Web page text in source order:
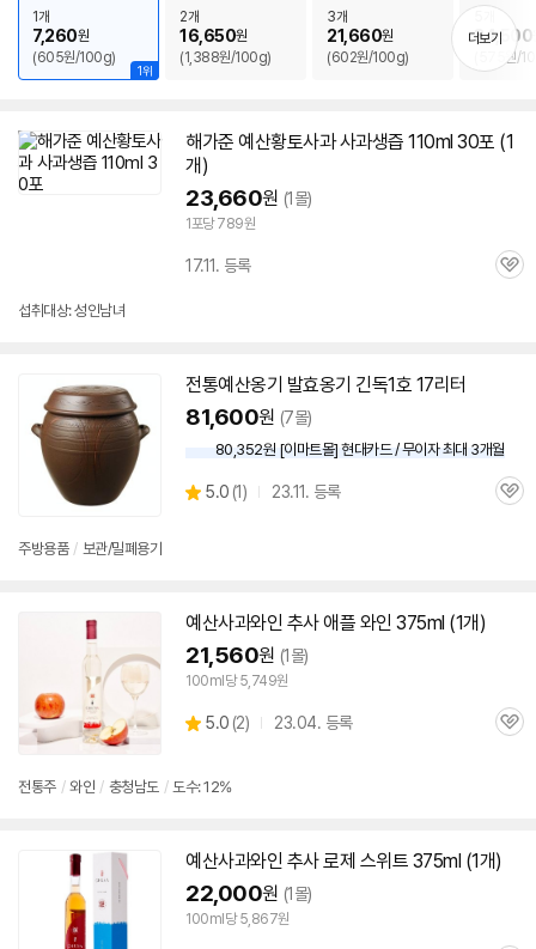
1위
1개
7,260원
(605원/100g)
2개
16,650원
(1,388원/100g)
3개
21,660원
(602원/100g)
34,500
(575원/
더보기
해가준 예산황토사과 사과생즙 110ml 30포 (1
개)
23,660원 (1몰)
1포당 789원
17.11. 등록
관
섭취대상: 성인남녀
전통예산옹기 발효옹기 긴독1호 17리터
81,600원 (7몰)
80,352원 [이마트몰] 현대카드 / 무이자 최대 3개월
별
5.0 (상
1) 23.11. 등록
관
주방용품 / 보관/밀폐용기
예산사과와인 추사 애플 와인 375ml (1개)
21,560원 (1몰)
100ml당 5,749원
별
5.0 (상
2) 23.04. 등록
관
전통주 / 와인 / 충청남도 / 도수: 12%
예산사과와인 추사 로제 스위트 375ml (1개)
22,000원 (1몰)
100ml당 5,867원